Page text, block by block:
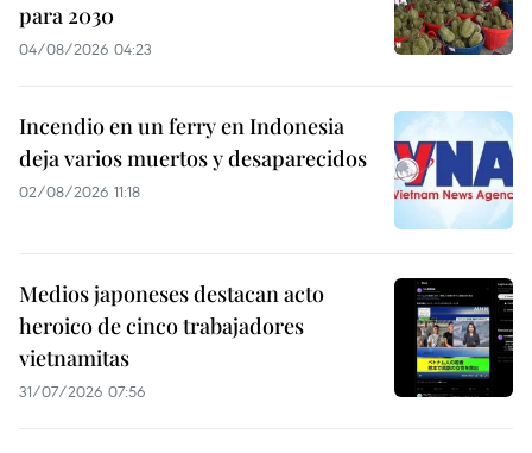
para 2030
04/08/2026 04:23
Incendio en un ferry en Indonesia
deja varios muertos y desaparecidos
02/08/2026 11:18
Medios japoneses destacan acto
heroico de cinco trabajadores
vietnamitas
31/07/2026 07:56